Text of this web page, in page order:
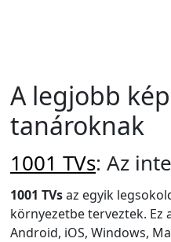
A legjobb
tanároknak
1001 TVs: Az
1001 TVsaz egyik
környezetbe terveztek.
Android, iOS, Windows,